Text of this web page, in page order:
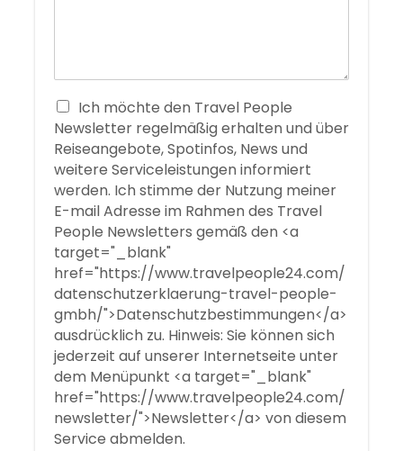
Ich möchte den Travel People
Newsletter regelmäßig erhalten und über
Reiseangebote, Spotinfos, News und
weitere Serviceleistungen informiert
werden. Ich stimme der Nutzung meiner
E-mail Adresse im Rahmen des Travel
People Newsletters gemäß den <a
target="_blank"
href="https://www.travelpeople24.com/
datenschutzerklaerung-travel-people-
gmbh/">Datenschutzbestimmungen</a>
ausdrücklich zu. Hinweis: Sie können sich
jederzeit auf unserer Internetseite unter
dem Menüpunkt <a target="_blank"
href="https://www.travelpeople24.com/
newsletter/">Newsletter</a> von diesem
Service abmelden.